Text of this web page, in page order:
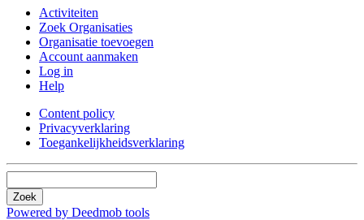
Activiteiten
Zoek Organisaties
Organisatie toevoegen
Account aanmaken
Log in
Help
Content policy
Privacyverklaring
Toegankelijkheidsverklaring
Zoek
Powered by Deedmob tools